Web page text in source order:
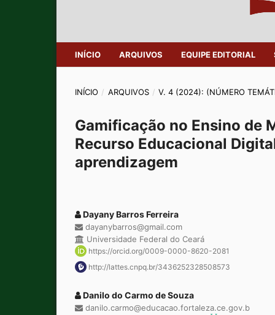
INÍCIO ARQUIVOS EQUIPE EDITORIAL
INÍCIO / ARQUIVOS / V. 4 (2024): (NÚMERO
Gamificação no Ensino de
Recurso Educacional
aprendizagem
Dayany Barros Ferreira
dayanybarros@gmail.com
Universidade Federal do Ceará
https://orcid.org/0009-0000-8620-2081
http://lattes.cnpq.br/3436252328508573
Danilo do Carmo de Souza
danilo.carmo@educacao.fortaleza.ce.gov.b